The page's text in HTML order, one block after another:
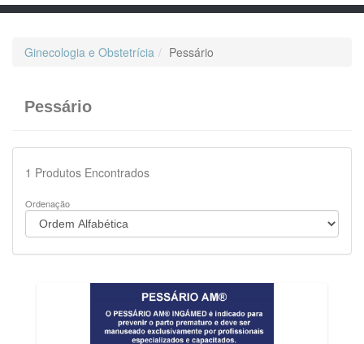
Ginecologia e Obstetrícia Pessário
Pessário
1 Produtos Encontrados
Ordenação